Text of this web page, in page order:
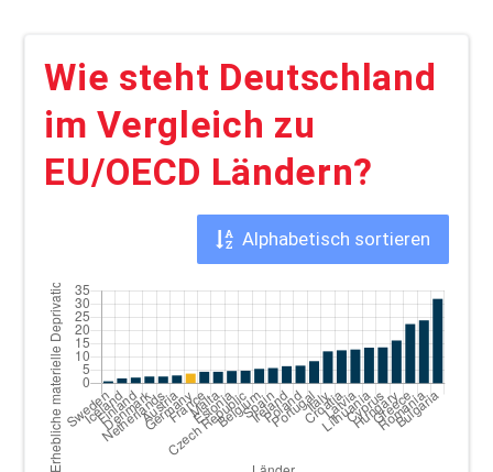
Wie steht Deutschland
im Vergleich zu
EU/OECD Ländern?
Alphabetisch sortieren